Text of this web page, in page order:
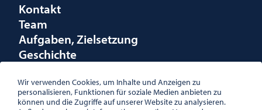
Kontakt
Team
Aufgaben, Zielsetzung
Geschichte
Förderungen
Logo
Wir verwenden Cookies, um Inhalte und Anzeigen zu
personalisieren, Funktionen für soziale Medien anbieten zu
können und die Zugriffe auf unserer Website zu analysieren.